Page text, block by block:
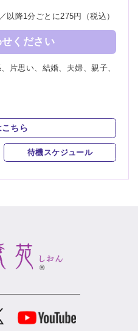
以降1分ごとに275円（税込）
ください
片思い、結婚、夫婦、親子、
オーラリーディング
ちら
待機スケジュール